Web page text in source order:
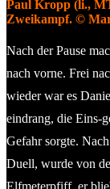
Paul Kropp (li.,
Zweikampf. ©
Nach der Pause
nach vorne. Frei
wieder war es
eindrang, die Eins-
Gefahr sorgte.
Duell, wurde von
Elfmeterpfiff, er